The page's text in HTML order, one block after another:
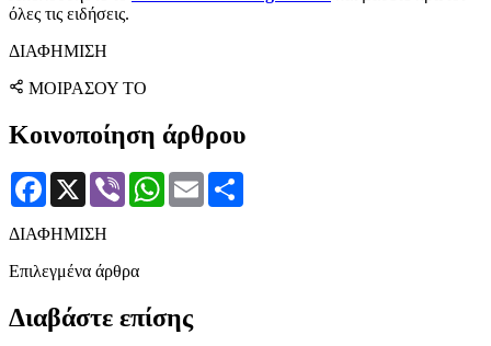
όλες τις ειδήσεις.
ΔΙΑΦΗΜΙΣΗ
ΜΟΙΡΑΣΟΥ ΤΟ
Κοινοποίηση άρθρου
Facebook
X Viber WhatsApp
Email
ΔΙΑΦΗΜΙΣΗ
Επιλεγμένα άρθρα
Διαβάστε επίσης